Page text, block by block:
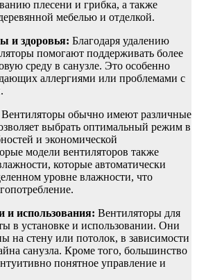
плесени и грибка, а также
мебелью и отделкой.
и здоровья: Благодаря удалению
помогают поддерживать более
среду в санузле. Это особенно
аллергиями или проблемами с
Вентиляторы обычно имеют различные
выбрать оптимальный режим в
и экономической
модели вентиляторов также
которые автоматически
уровне влажности, что
и использования: Вентиляторы для
в установке и использовании. Они
на стену или потолок, в зависимости
санузла. Кроме того, большинство
понятное управление и